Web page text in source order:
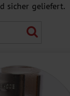
sicher geliefert.